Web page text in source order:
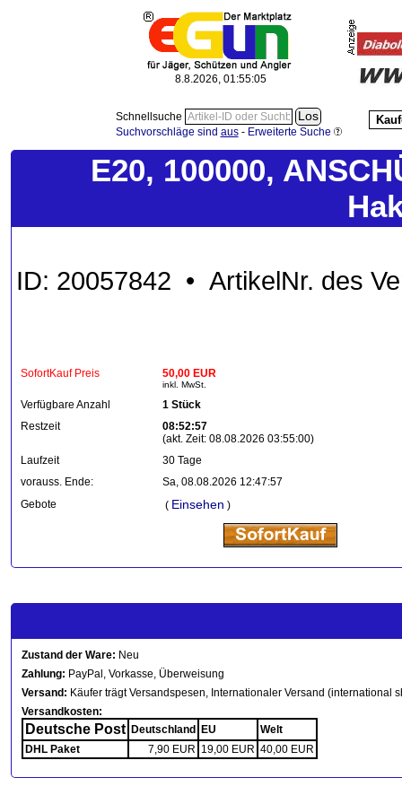
8.8.2026, 01:55:06
Schnellsuche
Suchvorschläge sind aus- Erweiterte Suche
E20, 100000,
ID: 20057842 • ArtikelNr. des
SofortKauf Preis 50,00 EUR
inkl. MwSt.
Verfügbare Anzahl
1 Stück
Restzeit
08:52:57
(akt. Zeit: 08.08.2026 03:55:00)
Laufzeit
30 Tage
vorauss. Ende:
Sa, 08.08.2026 12:47:57
Gebote
( Einsehen )
Zustand der Ware: Neu
Zahlung: PayPal, Vorkasse, Überweisung
Versand: Käufer trägt Versandspesen, Internationaler Versand (international
Versandkosten:
Deutsche Post Deutschland EU
Welt
DHL Paket
7,90 EUR 19,00 EUR 40,00 EUR